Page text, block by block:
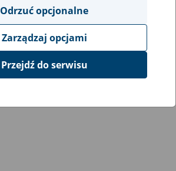
Odrzuć opcjonalne
Zarządzaj opcjami
Przejdź do serwisu